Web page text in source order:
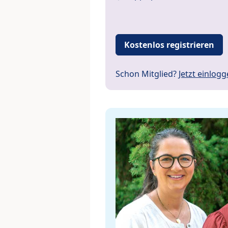
Kostenlos registrieren
Schon Mitglied? Jetzt